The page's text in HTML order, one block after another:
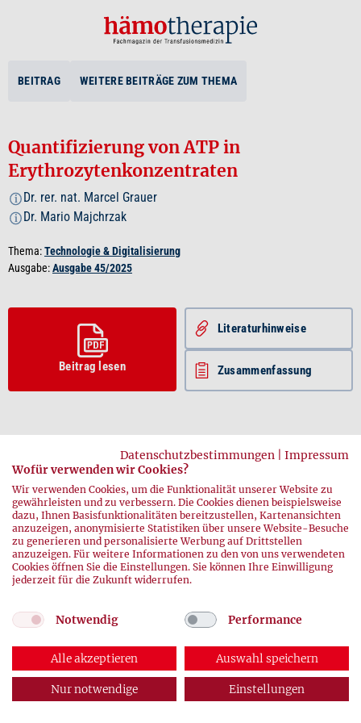
BEITRAG WEITERE BEITRÄGE ZUM THEMA
Quantifizierung von ATP in
Erythrozytenkonzentraten
i Dr. rer. nat. Marcel Grauer
i Dr. Mario Majchrzak
Thema:Technologie & Digitalisierung
Ausgabe:Ausgabe 45/2025
Beitrag lesen
Literatur­hinweise
Zusammenfassung
zurück
© 2026 DRK-Blutspendedienste
Impressum| Datenschutz
ABONNEMENT AUSGABEN KONTAKT
Datenschutzbestimmungen
Impressum
Wofür verwenden wir Cookies?
Wir verwenden Cookies, um die Funktionalität unserer Website zu
gewährleisten und zu verbessern. Die Cookies dienen beispielsweise
dazu, Ihnen Basisfunktionalitäten bereitzustellen, Kartenansichten
anzuzeigen, anonymisierte Statistiken über unsere Website-Besuche
zu generieren und personalisierte Werbung auf Drittstellen
anzuzeigen. Für weitere Informationen zu den von uns verwendeten
Cookies öffnen Sie die Einstellungen. Sie können Ihre Einwilligung
jederzeit für die Zukunft widerrufen.
Notwendig Performance
Alle akzeptieren Auswahl speichern
Nur notwendige Einstellungen